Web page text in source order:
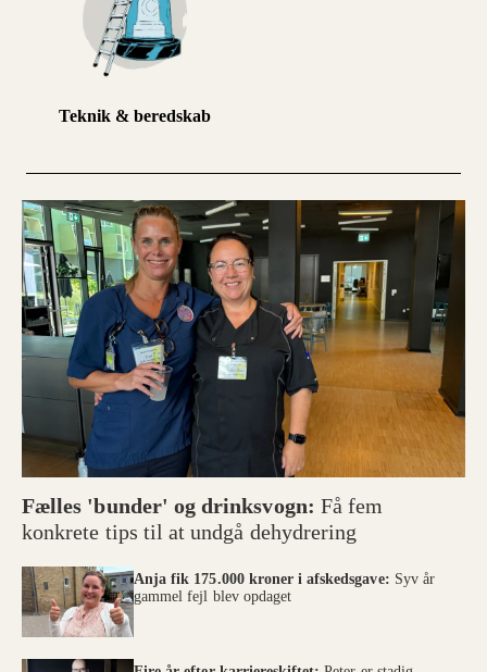
Teknik & beredskab
Fælles 'bunder' og drinksvogn: Få fem
konkrete tips til at undgå dehydrering
Anja fik 175.000 kroner i afskedsgave: Syv år
gammel fejl blev opdaget